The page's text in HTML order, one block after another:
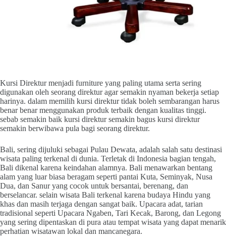
Kursi Direktur menjadi furniture yang paling utama serta sering
digunakan oleh seorang direktur agar semakin nyaman bekerja setiap
harinya. dalam memilih kursi direktur tidak boleh sembarangan harus
benar benar menggunakan produk terbaik dengan kualitas tinggi.
sebab semakin baik kursi direktur semakin bagus kursi direktur
semakin berwibawa pula bagi seorang direktur.
Bali, sering dijuluki sebagai Pulau Dewata, adalah salah satu destinasi
wisata paling terkenal di dunia. Terletak di Indonesia bagian tengah,
Bali dikenal karena keindahan alamnya. Bali menawarkan bentang
alam yang luar biasa beragam seperti pantai Kuta, Seminyak, Nusa
Dua, dan Sanur yang cocok untuk bersantai, berenang, dan
berselancar. selain wisata Bali terkenal karena budaya Hindu yang
khas dan masih terjaga dengan sangat baik. Upacara adat, tarian
tradisional seperti Upacara Ngaben, Tari Kecak, Barong, dan Legong
yang sering dipentaskan di pura atau tempat wisata yang dapat menarik
perhatian wisatawan lokal dan mancanegara.